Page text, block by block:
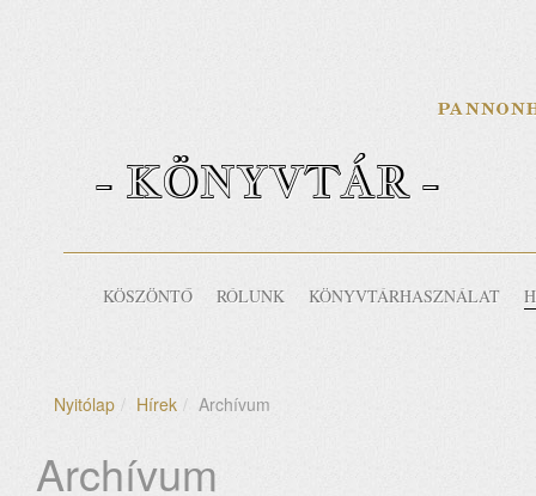
- KÖNYVTÁR -
KÖSZÖNTŐ RÓLUNK KÖNYVTÁRHASZNÁLAT
Nyitólap Hírek Archívum
Archívum